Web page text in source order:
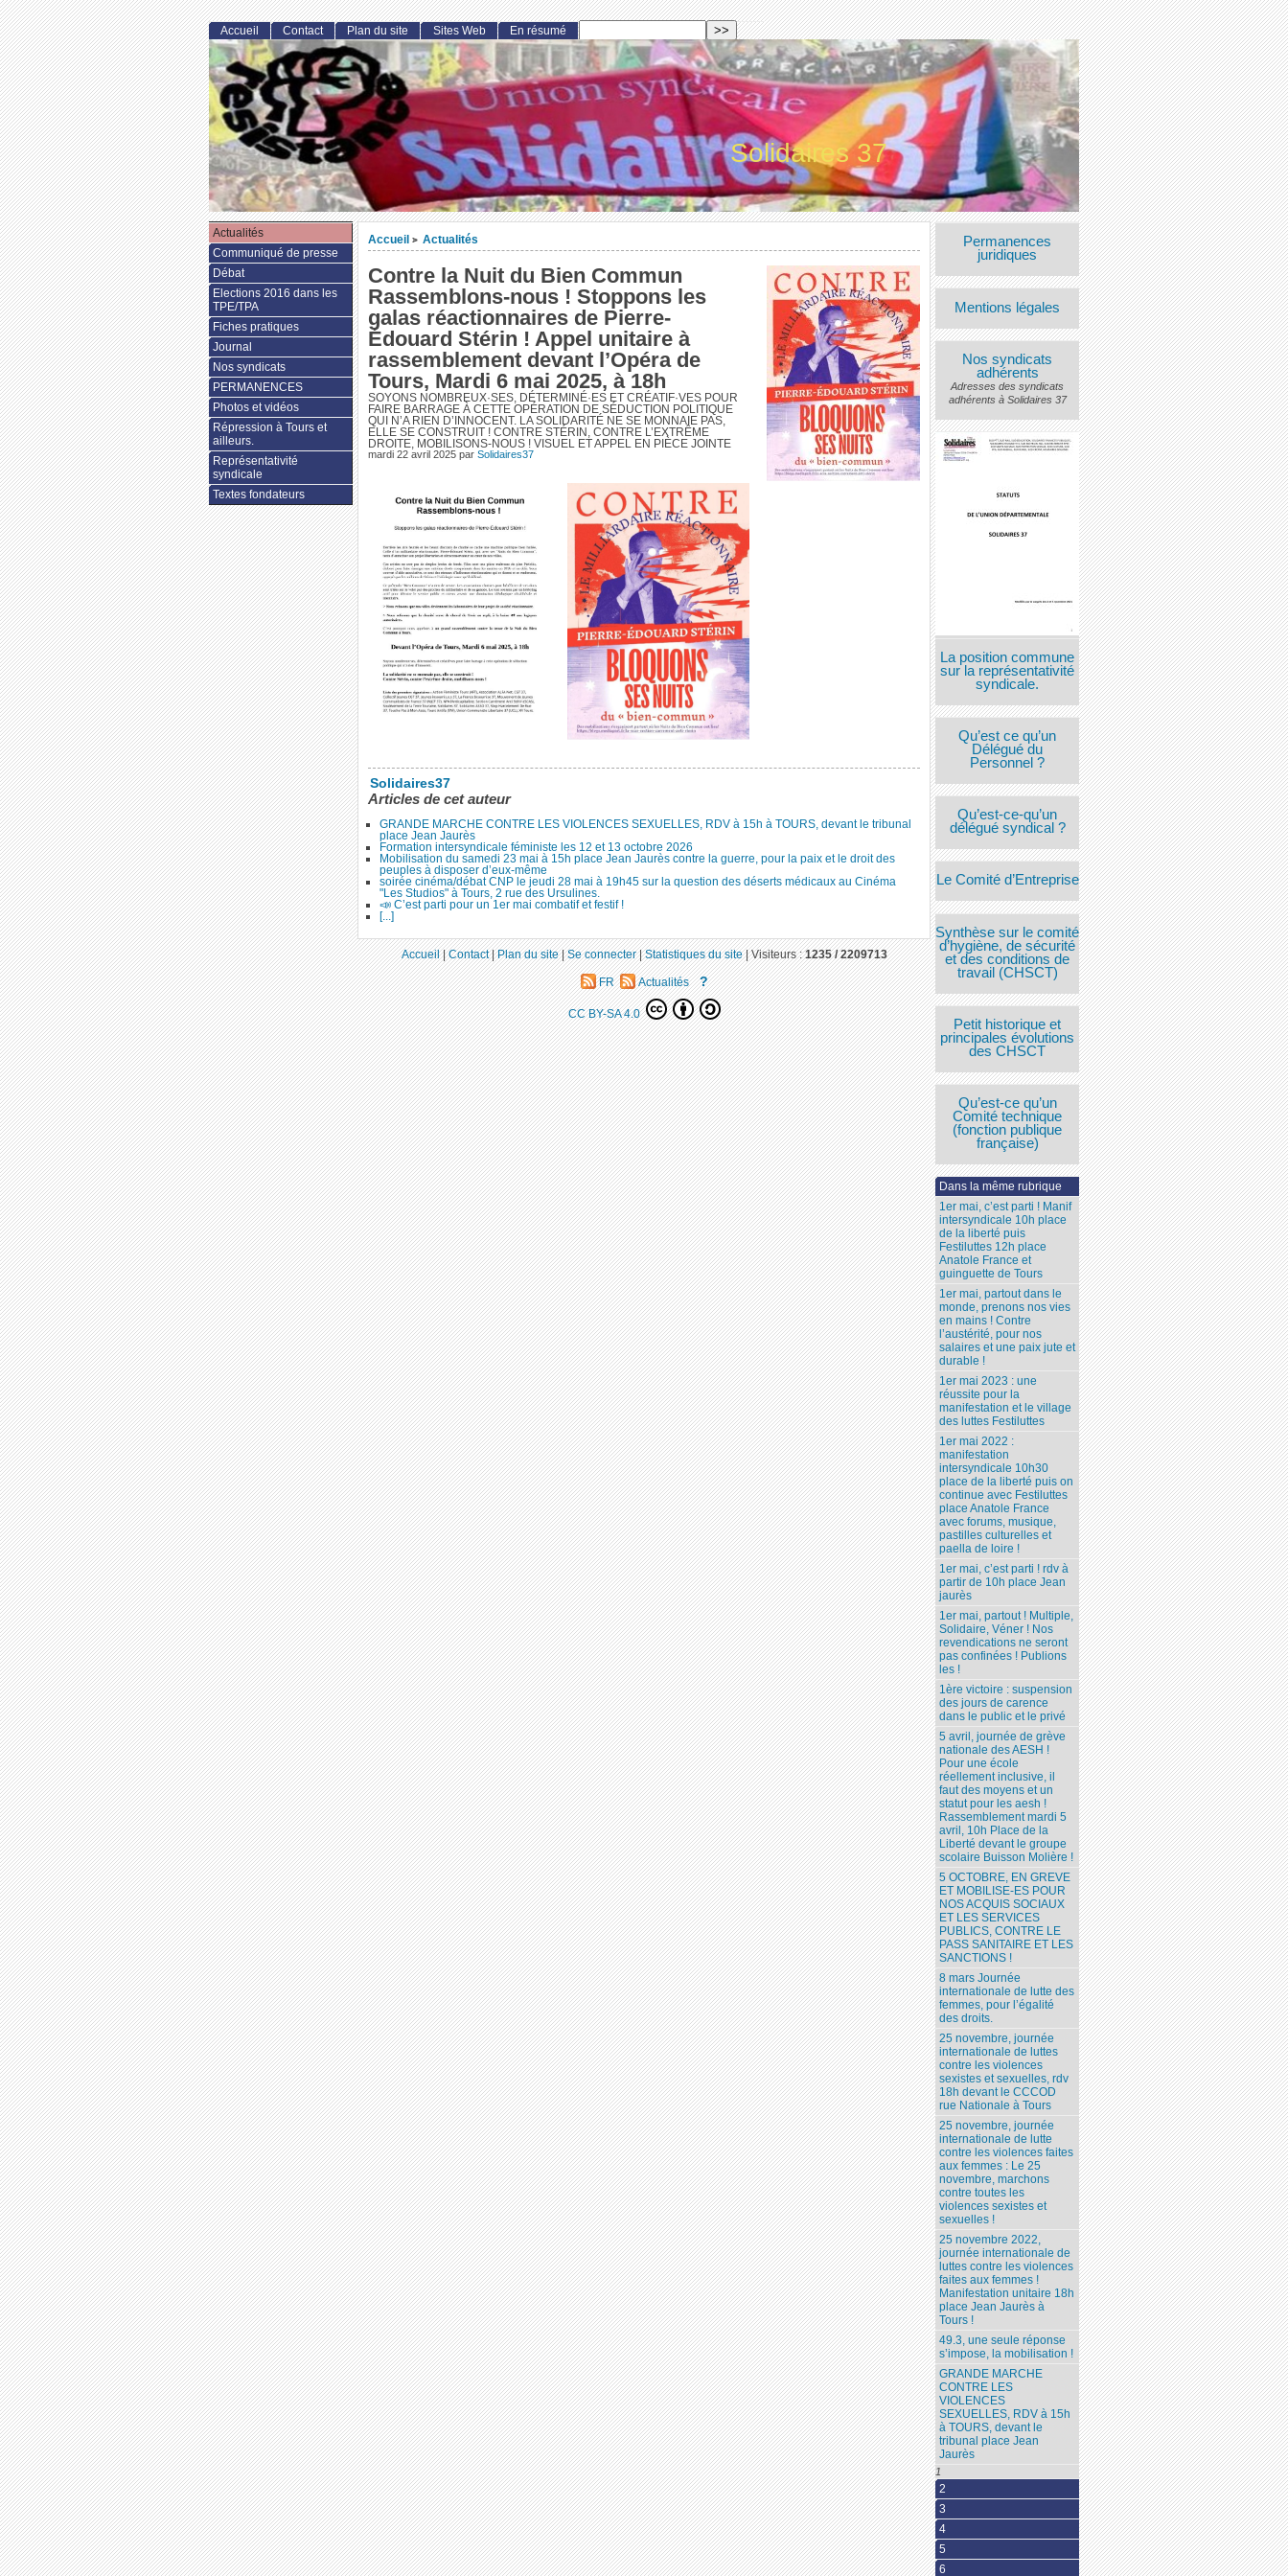
Solidaires 37
Accueil > Actualités
Contre la Nuit du Bien Commun
Rassemblons-nous ! Stoppons les
galas réactionnaires de Pierre-
Édouard Stérin ! Appel unitaire à
rassemblement devant l’Opéra de
Tours, Mardi 6 mai 2025, à 18h
SOYONS NOMBREUX·SES, DÉTERMINÉ·ES ET CRÉATIF·VES POUR
FAIRE BARRAGE À CETTE OPÉRATION DE SÉDUCTION POLITIQUE
QUI N’A RIEN D’INNOCENT. LA SOLIDARITÉ NE SE MONNAIE PAS,
ELLE SE CONSTRUIT ! CONTRE STÉRIN, CONTRE L’EXTRÊME
DROITE, MOBILISONS-NOUS ! VISUEL ET APPEL EN PIÈCE JOINTE
mardi 22 avril 2025 par Solidaires37
Solidaires37
Articles de cet auteur
GRANDE MARCHE CONTRE LES VIOLENCES SEXUELLES, RDV à 15h à TOURS, devant le tribunal
place Jean Jaurès
Formation intersyndicale féministe les 12 et 13 octobre 2026
Mobilisation du samedi 23 mai à 15h place Jean Jaurès contre la guerre, pour la paix et le droit des
peuples à disposer d’eux-même
soirée cinéma/débat CNP le jeudi 28 mai à 19h45 sur la question des déserts médicaux au Cinéma
"Les Studios" à Tours, 2 rue des Ursulines.
📣 C’est parti pour un 1er mai combatif et festif !
[...]
Permanences
juridiques
Mentions légales
Nos syndicats
adhérents
Adresses des syndicats
adhérents à Solidaires 37
La position commune
sur la représentativité
syndicale.
Qu’est ce qu’un
Délégué du
Personnel ?
Qu’est-ce-qu’un
délégué syndical ?
Le Comité d’Entreprise
Synthèse sur le comité
d’hygiène, de sécurité
et des conditions de
travail (CHSCT)
Petit historique et
principales évolutions
des CHSCT
Qu’est-ce qu’un
Comité technique
(fonction publique
française)
Dans la même rubrique
1er mai, c’est parti ! Manif
intersyndicale 10h place
de la liberté puis
Festiluttes 12h place
Anatole France et
guinguette de Tours
1er mai, partout dans le
monde, prenons nos vies
en mains ! Contre
l’austérité, pour nos
salaires et une paix jute et
durable !
1er mai 2023 : une
réussite pour la
manifestation et le village
des luttes Festiluttes
1er mai 2022 :
manifestation
intersyndicale 10h30
place de la liberté puis on
continue avec Festiluttes
place Anatole France
avec forums, musique,
pastilles culturelles et
paella de loire !
1er mai, c’est parti ! rdv à
partir de 10h place Jean
jaurès
1er mai, partout ! Multiple,
Solidaire, Véner ! Nos
revendications ne seront
pas confinées ! Publions
les !
1ère victoire : suspension
des jours de carence
dans le public et le privé
5 avril, journée de grève
nationale des AESH !
Pour une école
réellement inclusive, il
faut des moyens et un
statut pour les aesh !
Rassemblement mardi 5
avril, 10h Place de la
Liberté devant le groupe
scolaire Buisson Molière !
5 OCTOBRE, EN GREVE
ET MOBILISE-ES POUR
NOS ACQUIS SOCIAUX
ET LES SERVICES
PUBLICS, CONTRE LE
PASS SANITAIRE ET LES
SANCTIONS !
8 mars Journée
internationale de lutte des
femmes, pour l’égalité
des droits.
25 novembre, journée
internationale de luttes
contre les violences
sexistes et sexuelles, rdv
18h devant le CCCOD
rue Nationale à Tours
25 novembre, journée
internationale de lutte
contre les violences faites
aux femmes : Le 25
novembre, marchons
contre toutes les
violences sexistes et
sexuelles !
25 novembre 2022,
journée internationale de
luttes contre les violences
faites aux femmes !
Manifestation unitaire 18h
place Jean Jaurès à
Tours !
49.3, une seule réponse
s’impose, la mobilisation !
GRANDE MARCHE
CONTRE LES
VIOLENCES
SEXUELLES, RDV à 15h
à TOURS, devant le
tribunal place Jean
Jaurès
1
2
3
4
5
6
Accueil Contact Plan du site Sites Web En résumé
Actualités
Communiqué de presse
Débat
Elections 2016 dans les
TPE/TPA
Fiches pratiques
Journal
Nos syndicats
PERMANENCES
Photos et vidéos
Répression à Tours et
ailleurs.
Représentativité
syndicale
Textes fondateurs
Accueil|Contact|Plan du site|Se connecter|Statistiques du site|Visiteurs :1235 / 2209713
FR Actualités ?
CC BY-SA 4.0